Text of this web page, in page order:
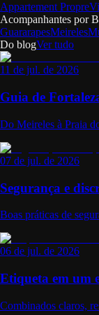
Appartement Propre
Acompanhantes por
GuararapesMeireles
Do blogVer tudo
11 de jul. de 2026
Guia de
Do Meireles à Praia
07 de jul. de 2026
Segurança e
Boas práticas de
06 de jul. de 2026
Etiqueta em um
Combinados claros,